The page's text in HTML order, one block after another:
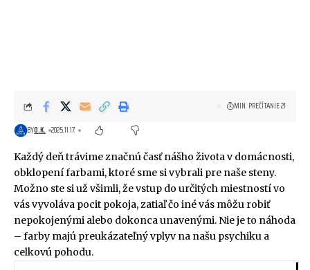
BYO.K. 2025.11.17.
MIN. PREČÍTANIE 21
Každý deň trávime značnú časť nášho života v domácnosti,
obklopení farbami, ktoré sme si vybrali pre naše steny.
Možno ste si už všimli, že vstup do určitých miestností vo
vás vyvoláva pocit pokoja, zatiaľ čo iné vás môžu robiť
nepokojenými alebo dokonca unavenými. Nie je to náhoda
– farby majú preukázateľný vplyv na našu psychiku a
celkovú pohodu.